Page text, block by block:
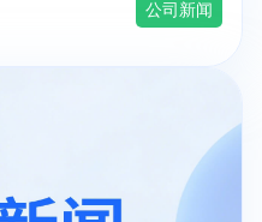
公司新闻